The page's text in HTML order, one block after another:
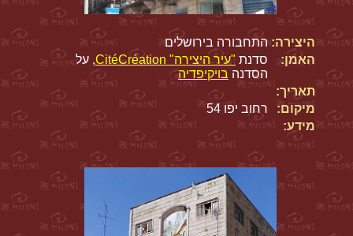
היצירה: התחבורה בירושלים
האמן:
סדנת "עיר היצירה" CitéCréation
, על
הסדנה בויקיפדיה
תאריך:
מיקום:
רחוב יפו 54
מידע: